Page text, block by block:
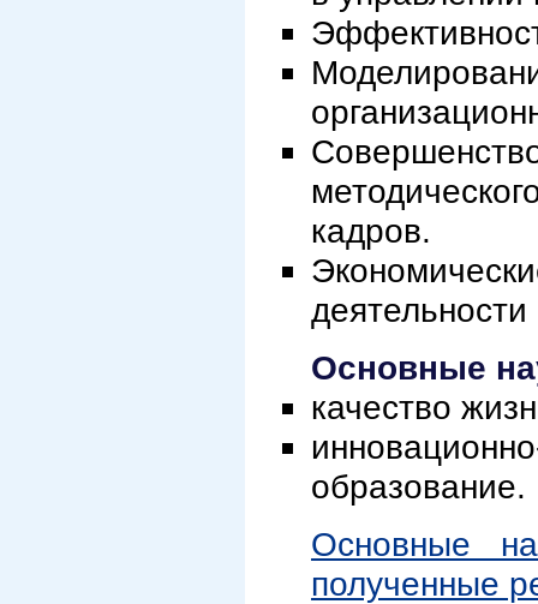
кадров.
Основные
качество
образование.
Основные
полученные